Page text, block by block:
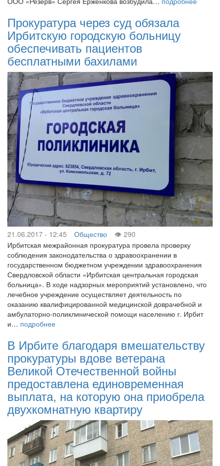
Прокуратура через суд обязала
Ирбитскую городскую больницу
обеспечивать пациентов
бесплатными бахилами
21.06.2017 - 12:45 Общество
290
Ирбитская межрайонная прокуратура провела проверку
соблюдения законодательства о здравоохранении в
государственном бюджетном учреждении здравоохранения
Свердловской области «Ирбитская центральная городская
больница». В ходе надзорных мероприятий установлено, что
лечебное учреждение осуществляет деятельность по
оказанию квалифицированной медицинской доврачебной и
амбулаторно-поликлинической помощи населению г. Ирбит
и… подробнее
В Ирбите благодаря вмешательству
прокуратуры вдове ветерана
Великой Отечественной войны
предоставлена единовременная
выплата, на которую она приобрела
двухкомнатную квартиру